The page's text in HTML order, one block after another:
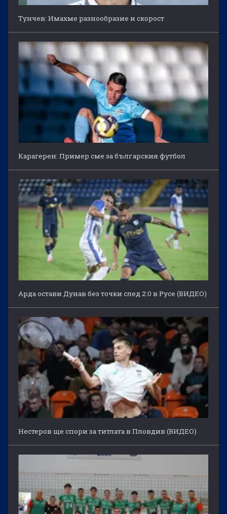
Тунчев: Имахме разнообразие и скорост
Карагерен: Пример сме за българския футбол
Арда остави Дунав без точки след 2:0 в Русе (ВИДЕО)
Нестеров ще спори за титлата в Пловдив (ВИДЕО)